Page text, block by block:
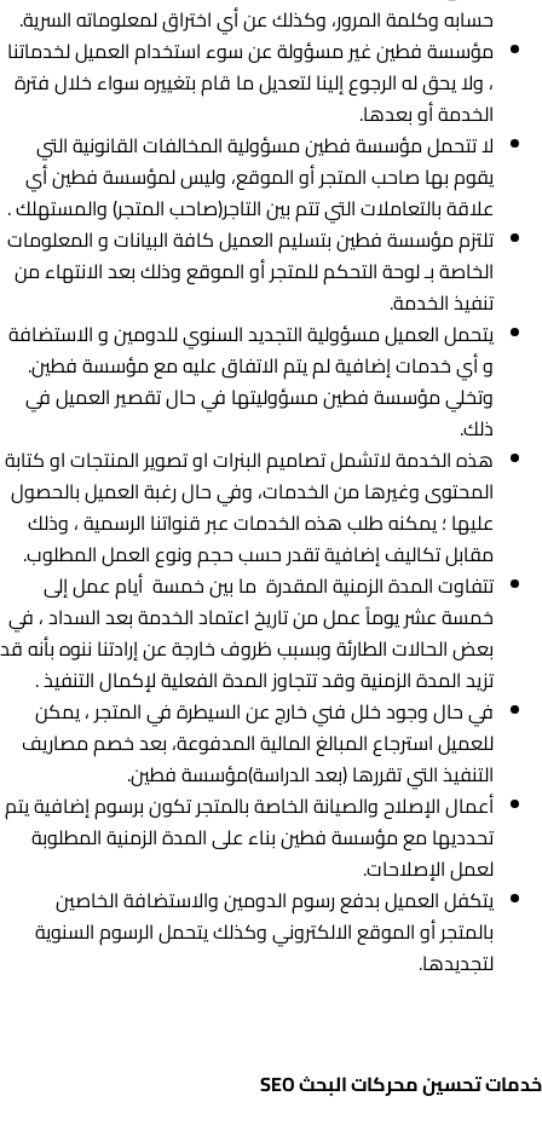
حسابه وكلمة المرور، وكذلك عن أي اختراق لمعلوماته السرية.
مؤسسة فطين غير مسؤولة عن سوء استخدام العميل لخدماتنا
، ولا يحق له الرجوع إلينا لتعديل ما قام بتغييره سواء خلال فترة
الخدمة أو بعدها.
لا تتحمل مؤسسة فطين مسؤولية المخالفات القانونية التي
يقوم بها صاحب المتجر أو الموقع، وليس لمؤسسة فطين أي
علاقة بالتعاملات التي تتم بين التاجر(صاحب المتجر) والمستهلك .
تلتزم مؤسسة فطين بتسليم العميل كافة البيانات و المعلومات
الخاصة بـ لوحة التحكم للمتجر أو الموقع وذلك بعد الانتهاء من
تنفيذ الخدمة.
يتحمل العميل مسؤولية التجديد السنوي للدومين و الاستضافة
و أي خدمات إضافية لم يتم الاتفاق عليه مع مؤسسة فطين.
وتخلي مؤسسة فطين مسؤوليتها في حال تقصير العميل في
ذلك.
هذه الخدمة لاتشمل تصاميم البنرات او تصوير المنتجات او كتابة
المحتوى وغيرها من الخدمات، وﻓﻲ حال رغبة العميل بالحصول
عليها ؛ یمکنه طلب هذه الخدمات عبر قنواتنا الرسمية ، وذلك
مقابل تکالیف إضافیة تقدر حسب حجم ونوع العمل المطلوب.
تتفاوت المدة الزمنية المقدرة ما بين خمسة أيام عمل إلى
خمسة عشر يوماً عمل من تاريخ اعتماد الخدمة بعد السداد ، في
بعض الحالات الطارئة وبسبب ظروف خارجة عن إرادتنا ننوه بأنه قد
تزيد المدة الزمنية وقد تتجاوز المدة الفعلية لإكمال التنفيذ .
في حال وجود خلل فني خارج عن السيطرة في المتجر ، يمكن
للعميل استرجاع المبالغ المالية المدفوعة، بعد خصم مصاريف
التنفيذ التي تقررها (بعد الدراسة)مؤسسة فطين.
أعمال الإصلاح والصيانة الخاصة بالمتجر تكون برسوم إضافية يتم
تحدديها مع مؤسسة فطين بناء على المدة الزمنية المطلوبة
لعمل الإصلاحات.
يتكفل العميل بدفع رسوم الدومين والاستضافة الخاصين
بالمتجر أو الموقع الالكتروني وكذلك يتحمل الرسوم السنوية
لتجديدها.
خدمات تحسين محركات البحث SEO